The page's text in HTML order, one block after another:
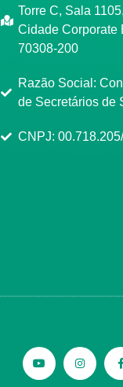
Torre C, Sala
Cidade Corporate
70308-200
Razão Social:
de Secretários de
CNPJ: